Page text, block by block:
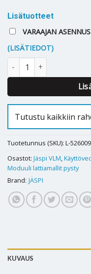
Lisätuotteet
VARAAJAN
(LISÄTIEDOT)
Lämminvesivaraaja Jäspi
Tutustu kaikkiin
Tuotetunnus (SKU): L-
Osastot: Jäspi VLM,
Moduuli lattiamallit pysty
Brand: JÄSPI
KUVAUS